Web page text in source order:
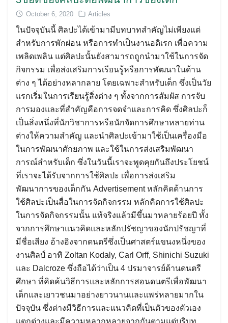
October 6, 2020 Articles
ในปัจจุบันนี้ ศิลปะได้เข้ามามีบทบาทสำคัญไม่เพียงแต่
สำหรับการพักผ่อน หรือการทำเป็นงานอดิเรก เพื่อความ
เพลิดเพลิน แต่ศิลปะนั้นยังสามารถถูกนำมาใช้ในการจัด
กิจกรรม เพื่อส่งเสริมการเรียนรู้หรือการพัฒนาในด้าน
ต่าง ๆ ได้อย่างหลากลาย โดยเฉพาะสำหรับเด็ก ซึ่งเป็นวัย
แรกเริ่มในการเรียนรู้สิ่งต่าง ๆ ทั้งจากการสัมผัส การจับ
การมองและที่สำคัญคือการจดจำและการคิด ซึ่งศิลปะก็
เป็นสิ่งหนึ่งที่นักวิชาการหรือนักจัดการศึกษาหลายท่าน
ต่างให้ความสำคัญ และนำศิลปะเข้ามาใช้เป็นเครื่องมือ
ในการพัฒนาศักยภาพ และใช้ในการส่งเสริมพัฒนา
การณ์สำหรับเด็ก ซึ่งในวันนี้เราจะพูดคุยกันถึงประโยชน์
ที่เราจะได้รับจากการใช้ศิลปะ เพื่อการส่งเสริม
พัฒนาการของเด็กกัน Advertisement หลักคิดด้านการ
ใช้ศิลปะเป็นสื่อในการจัดกิจกรรม หลักคิดการใช้ศิลปะ
ในการจัดกิจกรรมนั้น แท้จริงแล้วมีขึ้นมาหลายร้อยปี ทั้ง
จากการศึกษาแนวคิดและหลักปรัชญาของนักปรัชญาที่
มีชื่อเสียง อ้างอิงจากดนตรีซึ่งเป็นศาสตร์แขนงหนึ่งของ
งานศิลป์ อาทิ Zoltan Kodaly, Carl Orff, Shinichi Suzuki
และ Dalcroze ซึ่งถือได้ว่าเป็น 4 ปรมาจารย์ด้านดนตรี
ศึกษา ที่คิดค้นวิธีการและหลักการสอนดนตรีเพื่อพัฒนา
เด็กและเยาวชนมาอย่างยาวนานและแพร่หลายมากใน
ปัจจุบัน ซึ่งต่างมีวิธีการและแนวคิดที่เป็นตัวของตัวเอง